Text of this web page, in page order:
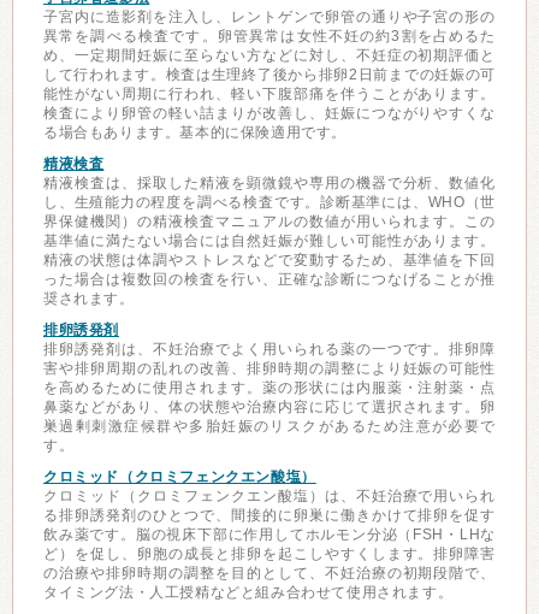
子宮内に造影剤を注入し、レントゲンで卵管の通りや子宮の形の
異常を調べる検査です。卵管異常は女性不妊の約3割を占めるた
め、一定期間妊娠に至らない方などに対し、不妊症の初期評価と
して行われます。検査は生理終了後から排卵2日前までの妊娠の可
能性がない周期に行われ、軽い下腹部痛を伴うことがあります。
検査により卵管の軽い詰まりが改善し、妊娠につながりやすくな
る場合もあります。基本的に保険適用です。
精液検査
精液検査は、採取した精液を顕微鏡や専用の機器で分析、数値化
し、生殖能力の程度を調べる検査です。診断基準には、WHO（世
界保健機関）の精液検査マニュアルの数値が用いられます。この
基準値に満たない場合には自然妊娠が難しい可能性があります。
精液の状態は体調やストレスなどで変動するため、基準値を下回
った場合は複数回の検査を行い、正確な診断につなげることが推
奨されます。
排卵誘発剤
排卵誘発剤は、不妊治療でよく用いられる薬の一つです。排卵障
害や排卵周期の乱れの改善、排卵時期の調整により妊娠の可能性
を高めるために使用されます。薬の形状には内服薬・注射薬・点
鼻薬などがあり、体の状態や治療内容に応じて選択されます。卵
巣過剰刺激症候群や多胎妊娠のリスクがあるため注意が必要で
す。
クロミッド（クロミフェンクエン酸塩）
クロミッド（クロミフェンクエン酸塩）は、不妊治療で用いられ
る排卵誘発剤のひとつで、間接的に卵巣に働きかけて排卵を促す
飲み薬です。脳の視床下部に作用してホルモン分泌（FSH・LHな
ど）を促し、卵胞の成長と排卵を起こしやすくします。排卵障害
の治療や排卵時期の調整を目的として、不妊治療の初期段階で、
タイミング法・人工授精などと組み合わせて使用されます。